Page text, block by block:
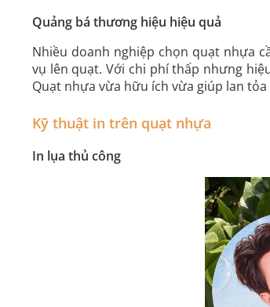
Quảng bá thương hiệu hiệu quả
Nhiều doanh nghiệp chọn quạt nhựa
vụ lên quạt. Với chi phí thấp nhưng
Quạt nhựa vừa hữu ích vừa giúp lan
Kỹ thuật in trên quạt nhựa
In lụa thủ công